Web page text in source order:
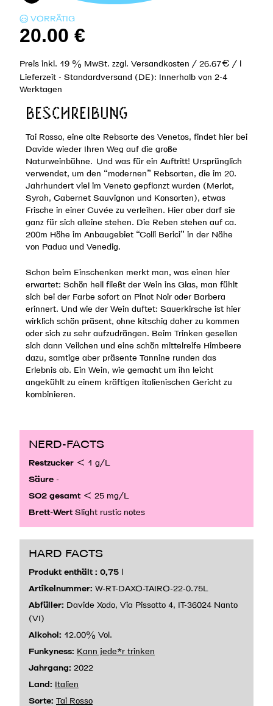
-
Tai
Rosso
2022
VORRÄTIG
20.00 €
Preis inkl. 19 % MwSt. zzgl. Versandkosten / 26.67€ / l
Lieferzeit - Standardversand (DE): Innerhalb von 2-4
Werktagen
BESCHREIBUNG
Tai Rosso, eine alte Rebsorte des Venetos, findet hier bei
Davide wieder Ihren Weg auf die große
Naturweinbühne. Und was für ein Auftritt! Ursprünglich
verwendet, um den “modernen” Rebsorten, die im 20.
Jahrhundert viel im Veneto gepflanzt wurden (Merlot,
Syrah, Cabernet Sauvignon und Konsorten), etwas
Frische in einer Cuvée zu verleihen. Hier aber darf sie
ganz für sich alleine stehen. Die Reben stehen auf ca.
200m Höhe im Anbaugebiet “Colli Berici” in der Nähe
von Padua und Venedig.
Schon beim Einschenken merkt man, was einen hier
erwartet: Schön hell fließt der Wein ins Glas, man fühlt
sich bei der Farbe sofort an Pinot Noir oder Barbera
erinnert. Und wie der Wein duftet: Sauerkirsche ist hier
wirklich schön präsent, ohne kitschig daher zu kommen
oder sich zu sehr aufzudrängen. Beim Trinken gesellen
sich dann Veilchen und eine schön mittelreife Himbeere
dazu, samtige aber präsente Tannine runden das
Erlebnis ab. Ein Wein, wie gemacht um ihn leicht
angekühlt zu einem kräftigen italienischen Gericht zu
kombinieren.
NERD-FACTS
Restzucker < 1 g/L
Säure -
SO2 gesamt < 25 mg/L
Brett-Wert Slight rustic notes
HARD FACTS
Produkt enthält : 0,75 l
Artikelnummer: W-RT-DAXO-TAIRO-22-0.75L
Abfüller: Davide Xodo, Via Pissotto 4, IT-36024 Nanto
(VI)
Alkohol: 12.00% Vol.
Funkyness: Kann jede*r trinken
Jahrgang: 2022
Land: Italien
Sorte: Tai Rosso